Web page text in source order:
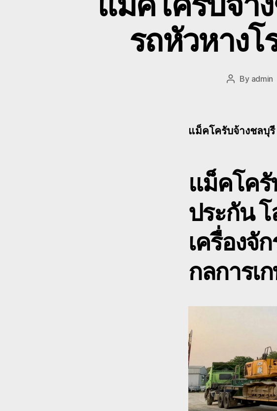
รถหัวหาง
Post
By admin
แม็คโครับจ้างชลบุรี
แม็คโครั
ประกัน
เครื่องจั
กลการเ